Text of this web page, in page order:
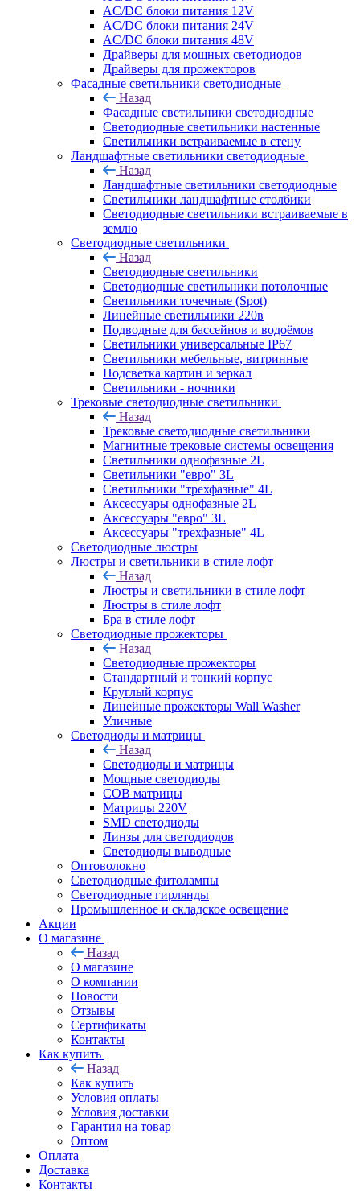
AC/DC блоки питания 12V
AC/DC блоки питания 24V
AC/DC блоки питания 48V
Драйверы для мощных светодиодов
Драйверы для прожекторов
Фасадные светильники светодиодные
Назад
Фасадные светильники светодиодные
Светодиодные светильники настенные
Светильники встраиваемые в стену
Ландшафтные светильники светодиодные
Назад
Ландшафтные светильники светодиодные
Светильники ландшафтные столбики
Светодиодные светильники встраиваемые в
землю
Светодиодные светильники
Назад
Светодиодные светильники
Светодиодные светильники потолочные
Светильники точечные (Spot)
Линейные светильники 220в
Подводные для бассейнов и водоёмов
Светильники универсальные IP67
Светильники мебельные, витринные
Подсветка картин и зеркал
Светильники - ночники
Трековые светодиодные светильники
Назад
Трековые светодиодные светильники
Магнитные трековые системы освещения
Светильники однофазные 2L
Светильники "евро" 3L
Светильники "трехфазные" 4L
Аксессуары однофазные 2L
Аксессуары "евро" 3L
Аксессуары "трехфазные" 4L
Светодиодные люстры
Люстры и светильники в стиле лофт
Назад
Люстры и светильники в стиле лофт
Люстры в стиле лофт
Бра в стиле лофт
Светодиодные прожекторы
Назад
Светодиодные прожекторы
Стандартный и тонкий корпус
Круглый корпус
Линейные прожекторы Wall Washer
Уличные
Светодиоды и матрицы
Назад
Светодиоды и матрицы
Мощные светодиоды
COB матрицы
Матрицы 220V
SMD светодиоды
Линзы для светодиодов
Светодиоды выводные
Оптоволокно
Светодиодные фитолампы
Светодиодные гирлянды
Промышленное и складское освещение
Акции
О магазине
Назад
О магазине
О компании
Новости
Отзывы
Сертификаты
Контакты
Как купить
Назад
Как купить
Условия оплаты
Условия доставки
Гарантия на товар
Оптом
Оплата
Доставка
Контакты